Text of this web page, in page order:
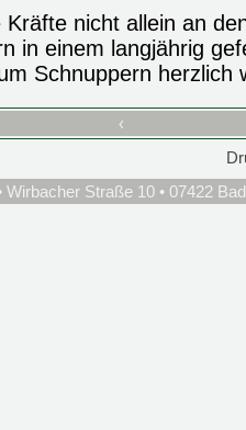
nicht allein an
in einem langjährig
Schnuppern herzlich
‹
Wirbacher Straße 10 • 07422